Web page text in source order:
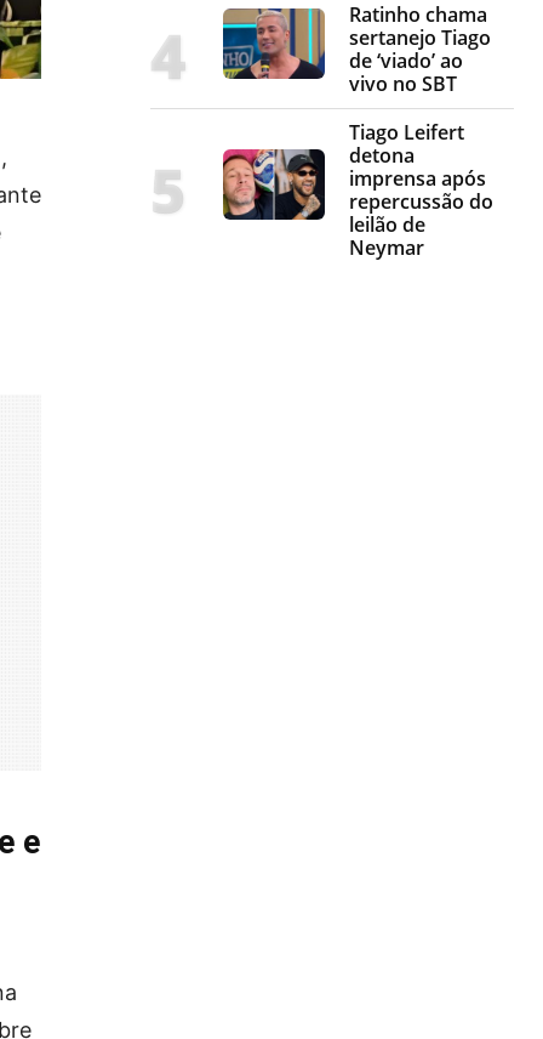
e
Ratinho chama
sertanejo Tiago
de ‘viado’ ao
vivo no SBT
Tiago Leifert
detona
imprensa após
repercussão do
leilão de
Neymar